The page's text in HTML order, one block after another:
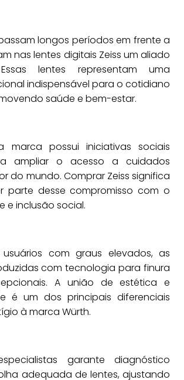
longos períodos em frente a
nas lentes digitais Zeiss um aliado
lentes representam uma
indispensável para o cotidiano
saúde e bem-estar.
marca possui iniciativas sociais
ampliar o acesso a cuidados
do mundo. Comprar Zeiss significa
parte desse compromisso com o
e inclusão social.
com graus elevados, as
com tecnologia para finura
A união de estética e
é um dos principais diferenciais
à marca Würth.
garante diagnóstico
adequada de lentes, ajustando